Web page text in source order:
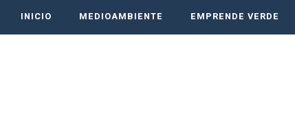
INICIO MEDIOAMBIENTE EMPRENDE VERDE